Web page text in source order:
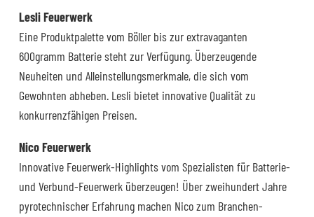
Lesli Feuerwerk
Eine Produktpalette vom Böller bis zur extravaganten
600gramm Batterie steht zur Verfügung. Überzeugende
Neuheiten und Alleinstellungsmerkmale, die sich vom
Gewohnten abheben. Lesli bietet innovative Qualität zu
konkurrenzfähigen Preisen.
Nico Feuerwerk
Innovative Feuerwerk-Highlights vom Spezialisten für Batterie-
und Verbund-Feuerwerk überzeugen! Über zweihundert Jahre
pyrotechnischer Erfahrung machen Nico zum Branchen-